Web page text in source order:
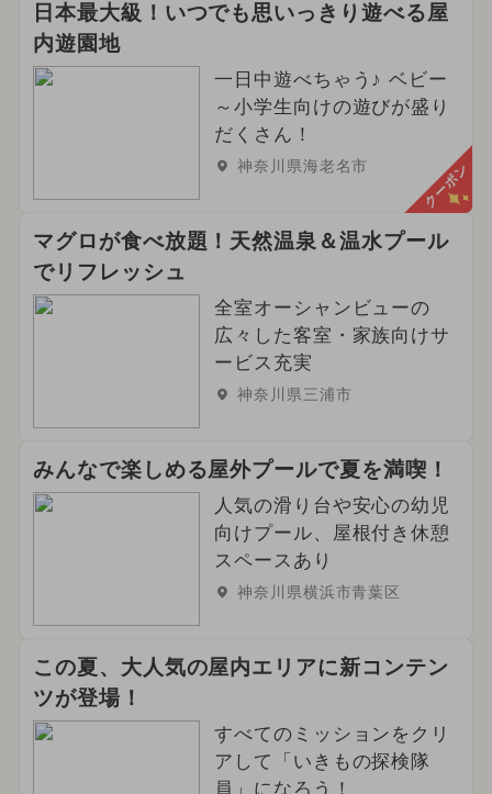
2025年7月のイベント
2026年4月のイベント 春休み
2024年12月のイベント ハロウィン
2024年8月のイベント
2024年2月のイベント
2024年6月のイベント 冬休み
2025年4月のイベント
2025年1月のイベント
2025年5月のイベント
日本最大級！いつでも思いっきり遊べる屋
内遊園地
一日中遊べちゃう♪ ベビー
～小学生向けの遊びが盛り
だくさん！
神奈川県海老名市 クーポン
マグロが食べ放題！天然温泉＆温水プール
でリフレッシュ
全室オーシャンビューの
広々した客室・家族向けサ
ービス充実
神奈川県三浦市
みんなで楽しめる屋外プールで夏を満喫！
人気の滑り台や安心の幼児
向けプール、屋根付き休憩
スペースあり
神奈川県横浜市青葉区
この夏、大人気の屋内エリアに新コンテン
ツが登場！
すべてのミッションをクリ
アして「いきもの探検隊
員」になろう！